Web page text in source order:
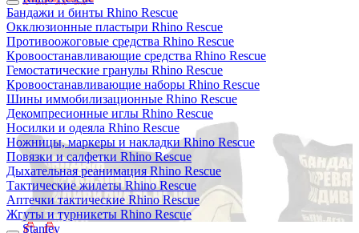
Бандажи и бинты Rhino Rescue
Окклюзионные пластыри Rhino Rescue
Противоожоговые средства Rhino Rescue
Кровоостанавливающие средства Rhino Rescue
Гемостатические гранулы Rhino Rescue
Кровоостанавливающие наборы Rhino Rescue
Шины иммобилизационные Rhino Rescue
Декомпресионные иглы Rhino Rescue
Носилки и одеяла Rhino Rescue
Ножницы, маркеры и накладки Rhino Rescue
Повязки и салфетки Rhino Rescue
Дыхательная реанимация Rhino Rescue
Тактические жилеты Rhino Rescue
Аптечки тактические Rhino Rescue
Жгуты и турникеты Rhino Rescue
Stanley